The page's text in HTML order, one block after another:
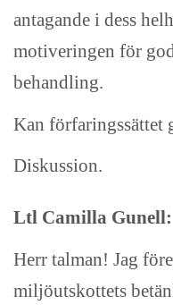
antagande i dess
motiveringen för
behandling.
Kan förfaringssättet
Diskussion.
Ltl Camilla Gunell:
Herr talman! Jag
miljöutskottets